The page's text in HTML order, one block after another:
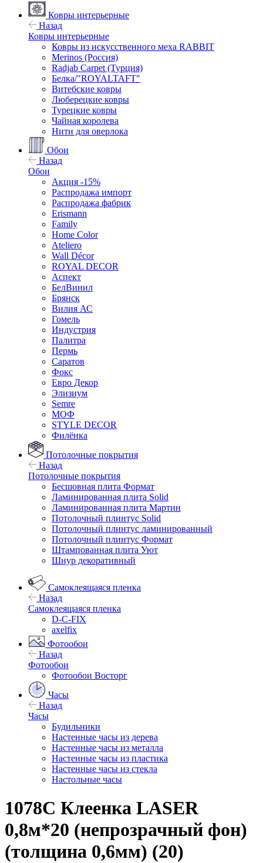
Ковры интерьерные
Назад
Ковры интерьерные
Ковры из искусственного меха RABBIT
Merinos (Россия)
Radjab Carpet (Турция)
Белка/"ROYALTAFT"
Витебские ковры
Люберецкие ковры
Турецкие ковры
Чайная королева
Нити для оверлока
Обои
Назад
Обои
Акция -15%
Распродажа импорт
Распродажа фабрик
Erismann
Family
Home Color
Ateliero
Wall Décor
ROYAL DECOR
Аспект
БелВинил
Брянск
Вилия АС
Гомель
Индустрия
Палитра
Пермь
Саратов
Фокс
Евро Декор
Элизиум
Semre
МОФ
STYLE DECOR
Филёнка
Потолочные покрытия
Назад
Потолочные покрытия
Бесшовная плита Формат
Ламинированная плита Solid
Ламинированная плита Мартин
Потолочный плинтус Solid
Потолочный плинтус ламинированный
Потолочный плинтус Формат
Штампованная плита Уют
Шнур декоративный
Самоклеящаяся пленка
Назад
Самоклеящаяся пленка
D-C-FIX
axelfix
Фотообои
Назад
Фотообои
Фотообои Восторг
Часы
Назад
Часы
Будильники
Настенные часы из дерева
Настенные часы из металла
Настенные часы из пластика
Настенные часы из стекла
Настольные часы
1078C Клеенка LASER
0,8м*20 (непрозрачный фон)
(толщина 0,6мм) (20)